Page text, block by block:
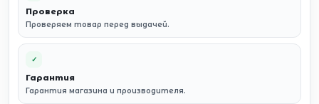
Проверка
Проверяем товар перед выдачей.
✓
Гарантия
Гарантия магазина и производителя.